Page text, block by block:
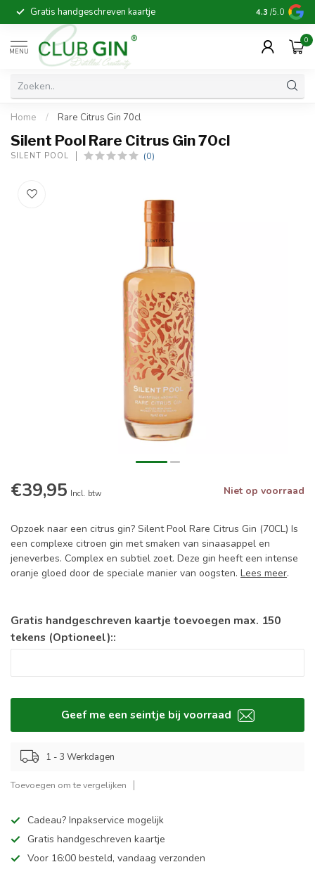
Gratis handgeschreven kaartje Voor 16:00
4.3 /5.0
MENU
0
Home / Rare Citrus Gin 70cl
Silent Pool Rare Citrus Gin 70cl
SILENT POOL (0)
€39,95 Incl. btw Niet op voorraad
Opzoek naar een citrus gin? Silent Pool Rare Citrus Gin (70CL) Is
een complexe citroen gin met smaken van sinaasappel en
jeneverbes. Complex en subtiel zoet. Deze gin heeft een intense
oranje gloed door de speciale manier van oogsten. Lees meer.
Gratis handgeschreven kaartje toevoegen max. 150
tekens (Optioneel)::
Geef me een seintje bij voorraad
1 - 3 Werkdagen
Toevoegen om te vergelijken
Cadeau? Inpakservice mogelijk
Gratis handgeschreven kaartje
Voor 16:00 besteld, vandaag verzonden